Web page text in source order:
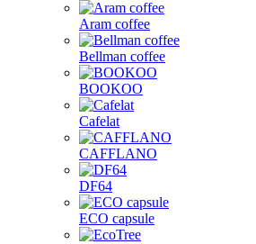
Aram coffee
Bellman coffee
BOOKOO
Cafelat
CAFFLANO
DF64
ECO capsule